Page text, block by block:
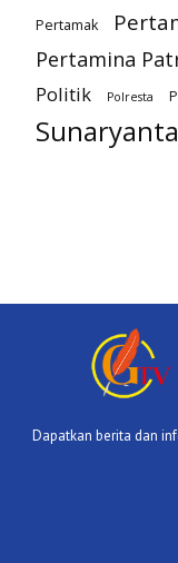
Pertamak
Pertamina
Politik
Polresta
Sunaryanta
Dapatkan berita dan